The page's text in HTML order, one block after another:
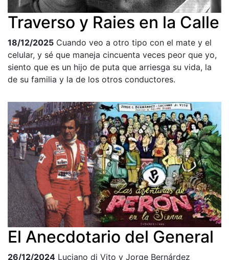
Traverso y Raies en la Calle
18/12/2025 Cuando veo a otro ti­po con el mate y el
celular, y sé que ma­neja cincuenta veces peor que yo,
siento que es un hijo de puta que arriesga su vi­da, la
de su familia y la de los otros con­ductores.
El Anecdotario del General
26/12/2024 Luciano di Vito y Jorge Bernárdez